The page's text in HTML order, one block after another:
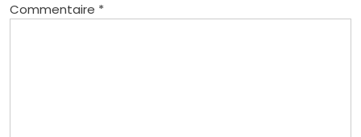
Commentaire *